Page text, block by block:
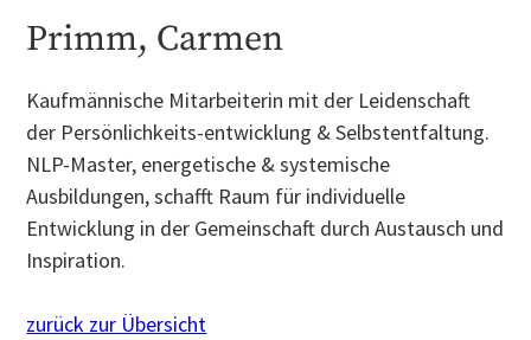
Primm, Carmen
Kaufmännische Mitarbeiterin mit der Leidenschaft
der Persönlichkeits-entwicklung & Selbstentfaltung.
NLP-Master, energetische & systemische
Ausbildungen, schafft Raum für individuelle
Entwicklung in der Gemeinschaft durch Austausch und
Inspiration.
zurück zur Übersicht